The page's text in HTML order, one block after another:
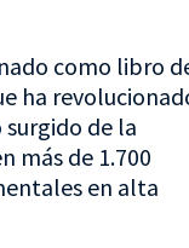
como libro
ha
de la
más de 1.700
en alta